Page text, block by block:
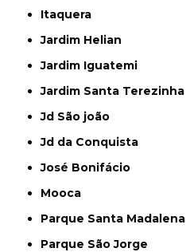
Itaquera
Jardim Helian
Jardim Iguatemi
Jardim Santa Terezinha
Jd São joão
Jd da Conquista
José Bonifácio
Mooca
Parque Santa Madalena
Parque São Jorge